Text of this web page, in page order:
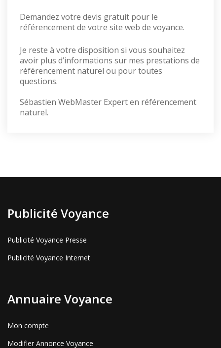
Demandez votre devis gratuit pour le
référencement de votre site web de voyance.
Je reste à votre disposition si vous souhaitez
avoir plus d’informations sur mes prestations de
référencement naturel ou pour toutes
questions.
Sébastien WebMaster Expert en référencement
naturel.
Publicité Voyance
Publicité Voyance Presse
Publicité Voyance Internet
Annuaire Voyance
Mon compte
Modifier Annonce Voyance